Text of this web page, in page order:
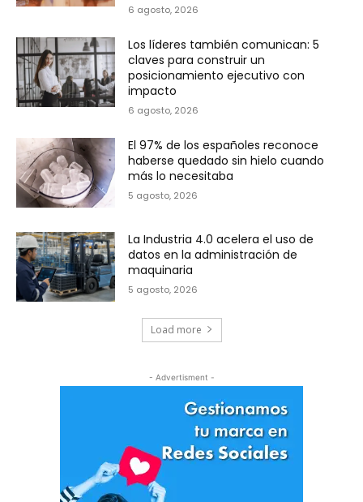
6 agosto, 2026
Los líderes también comunican: 5
claves para construir un
posicionamiento ejecutivo con
impacto
6 agosto, 2026
El 97% de los españoles reconoce
haberse quedado sin hielo cuando
más lo necesitaba
5 agosto, 2026
La Industria 4.0 acelera el uso de
datos en la administración de
maquinaria
5 agosto, 2026
Load more
- Advertisment -